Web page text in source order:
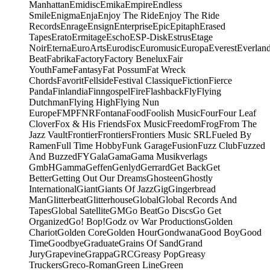
ManhattanEmidiscEmikaEmpireEndless
SmileEnigmaEnjaEnjoy The RideEnjoy The Ride
RecordsEnrageEnsignEnterpriseEpicEpitaphErased
TapesEratoErmitageEschoESP-DiskEstrusEtage
NoirEternaEuroArtsEurodiscEuromusicEuropaEverest
BeatFabrikaFactoryFactory BeneluxFair
YouthFameFantasyFat PossumFat Wreck
ChordsFavoritFellsideFestival ClassiqueFictionFierce
PandaFinlandiaFinngospelFireFlashbackFlyFlying
DutchmanFlying HighFlying Nun
EuropeFMPFNRFontanaFoodFoolish MusicFourFour Leaf
CloverFox & His FriendsFox MusicFreedomFrogFrom The
Jazz VaultFrontierFrontiersFrontiers Music SRLFueled By
RamenFull Time HobbyFunk GarageFusionFuzz ClubFuzzed
And BuzzedFYGalaGamaGama Musikverlags
GmbHGammaGeffenGenlydGerrardGet BackGet
BetterGetting Out Our DreamsGhosteenGhostly
InternationalGiantGiants Of JazzGigGingerbread
ManGlitterbeatGlitterhouseGlobalGlobal Records And
TapesGlobal SatelliteGMGo BeatGo DiscsGo Get
OrganizedGo! Bop!Godz ov War ProductionsGolden
ChariotGolden CoreGolden HourGondwanaGood BoyGood
TimeGoodbyeGraduateGrains Of SandGrand
JuryGrapevineGrappaGRCGreasy PopGreasy
TruckersGreco-RomanGreen LineGreen